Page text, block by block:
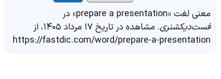
معنی لغت «prepare a presentation» در
فست‌دیکشنری
. مشاهده در تاریخ ۱۷ مرداد ۱۴۰۵، از
https://fastdic.com/word/prepare-a-presentation